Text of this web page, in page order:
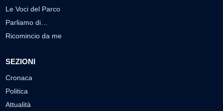
Le Voci del Parco
Parliamo di…
Ricomincio da me
SEZIONI
Cronaca
Politica
Attualità